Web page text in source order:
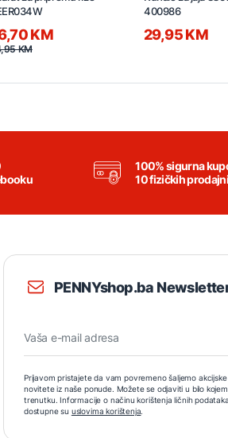
KM
KM
400986
29,95 KM
100% sigurna
10 fizičkih
PENNYshop.ba
Prijavom pristajete da vam povremeno šaljemo
novitete iz naše ponude. Možete se odjaviti u bilo kojem
trenutku. Informacije o načinu korištenja ličnih podataka
dostupne su uslovima korištenja.